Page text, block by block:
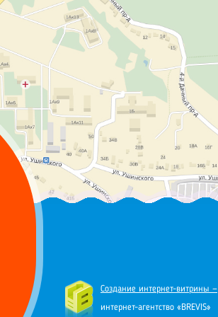
Создание интернет-витрины —
интернет-агентство «BREVIS»